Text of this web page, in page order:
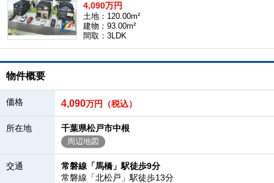
4,090万円
土地：120.00m²
建物：93.00m²
間取：3LDK
物件概要
価格 4,090万円（税込）
所在地 千葉県松戸市中根
周辺地図
交通
常磐線「馬橋」駅徒歩9分
常磐線「北松戸」駅徒歩13分